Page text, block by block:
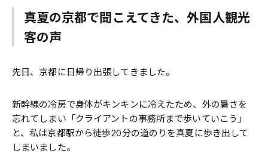
真夏の京都で聞こえてきた、外国人観光
客の声
先日、京都に日帰り出張してきました。
新幹線の冷房で身体がキンキンに冷えたため、外の暑さを
忘れてしまい「クライアントの事務所まで歩いていこう」
と、私は京都駅から徒歩20分の道のりを真夏に歩き出して
しまいました。